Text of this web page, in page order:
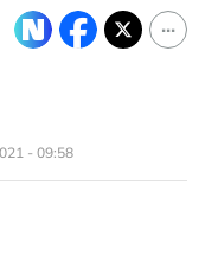
- 09:58